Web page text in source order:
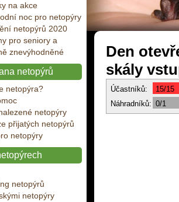
na akce
noc pro netopýry
netopýrů 2020
pro seniory a
znevýhodněné
netopýrů
netopýra?
netopýry
přijatých netopýrů
netopýry
netopýrů
netopýry
Den
skály
Účastníků:
15/15
Náhradníků: 0/1